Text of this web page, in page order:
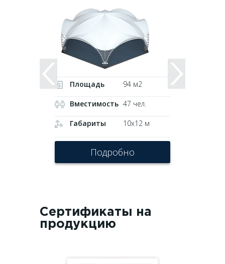
Площадь 94 м2
Вместимость 47 чел.
Габариты 10х12 м
Подробно
Сертификаты на
продукцию